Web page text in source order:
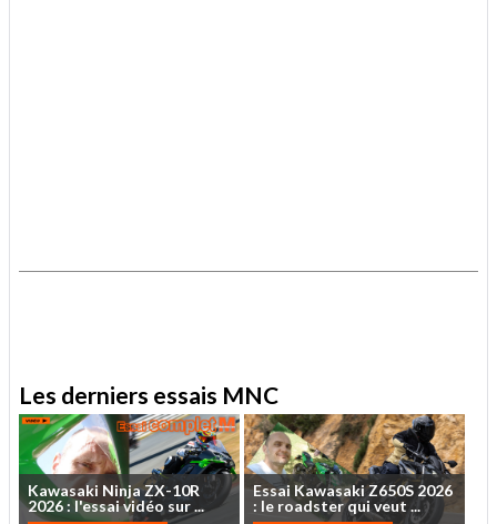
Les derniers essais MNC
Kawasaki NinjaZX-10R
2026: l'essaividéo sur...
Essai Kawasaki Z650S 2026
: le roadsterquiveut ...